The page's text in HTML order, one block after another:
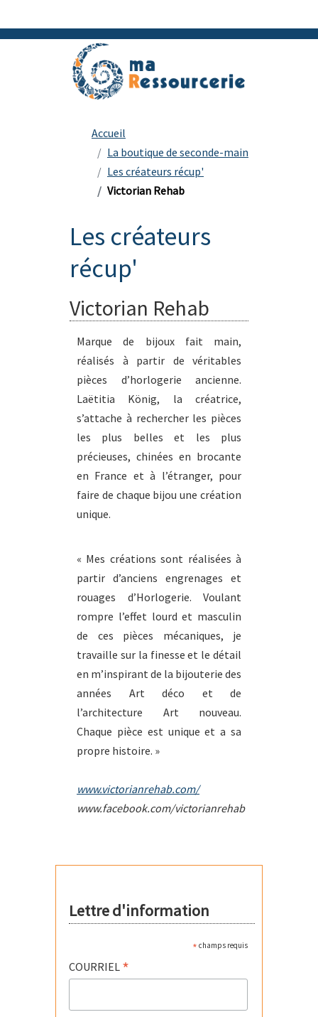
Accueil
La boutique de seconde-main
Les créateurs récup'
Victorian Rehab
Les créateurs
récup'
Victorian Rehab
Marque de bijoux fait main,
réalisés à partir de véritables
pièces d’horlogerie ancienne.
Laëtitia König, la créatrice,
s’attache à rechercher les pièces
les plus belles et les plus
précieuses, chinées en brocante
en France et à l’étranger, pour
faire de chaque bijou une création
unique.
« Mes créations sont réalisées à
partir d’anciens engrenages et
rouages d’Horlogerie. Voulant
rompre l’effet lourd et masculin
de ces pièces mécaniques, je
travaille sur la finesse et le détail
en m’inspirant de la bijouterie des
années Art déco et de
l’architecture Art nouveau.
Chaque pièce est unique et a sa
propre histoire. »
www.victorianrehab.com/
www.facebook.com/victorianrehab
Lettre d'information
* champs requis
COURRIEL *